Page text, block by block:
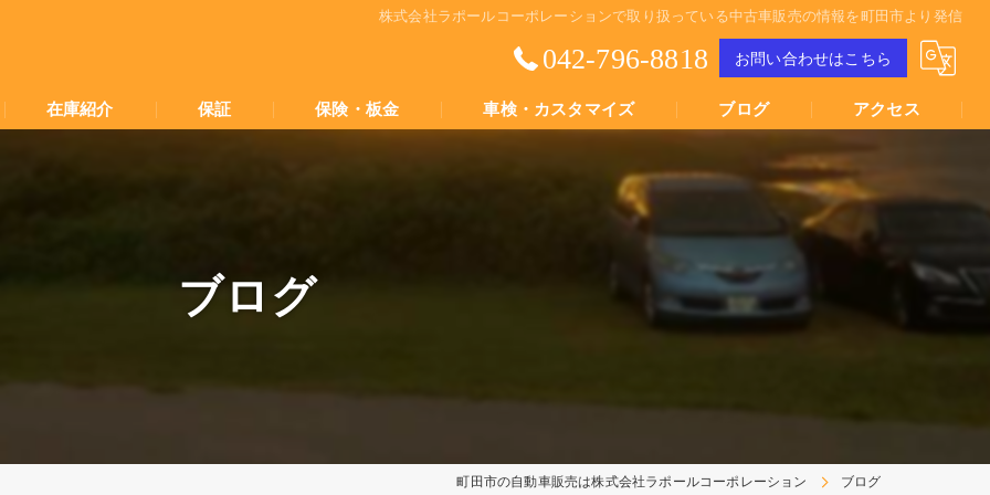
株式会社ラポールコーポレーションで取り扱っている中古車販売の情報を町田市より発信
042-796-8818 お問い合わせはこちら
在庫紹介 保証 保険・板金 車検・カスタマイズ ブログ
Youtube動画
Youtube動画
アクセス
ブログ
町田市の自動車販売は株式会社ラポールコーポレーション ブログ